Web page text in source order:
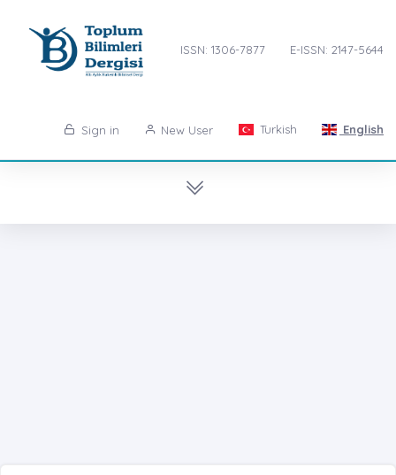
ISSN: 1306-7877 E-ISSN: 2147-5644
Sign in New User Turkish English